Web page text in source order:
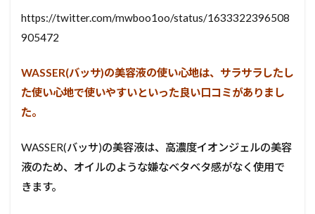
https://twitter.com/mwboo1oo/status/1633322396508
905472
WASSER(バッサ)の美容液の使い心地は、サラサラしたし
た使い心地で使いやすいといった良い口コミがありまし
た。
WASSER(バッサ)の美容液は、高濃度イオンジェルの美容
液のため、オイルのような嫌なベタベタ感がなく使用で
きます。